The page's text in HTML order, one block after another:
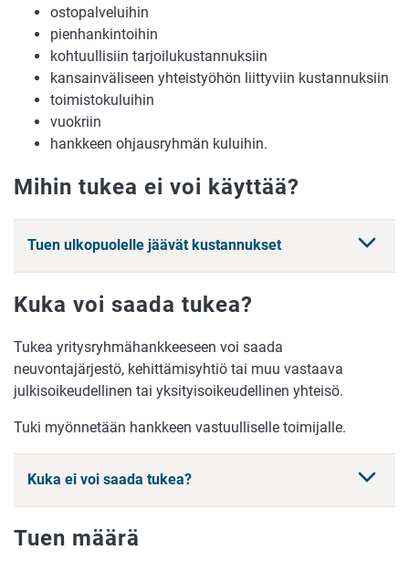
ostopalveluihin
pienhankintoihin
kohtuullisiin tarjoilukustannuksiin
kansainväliseen yhteistyöhön liittyviin kustannuksiin
toimistokuluihin
vuokriin
hankkeen ohjausryhmän kuluihin.
Mihin tukea ei voi käyttää?
Tuen ulkopuolelle jäävät kustannukset
Kuka voi saada tukea?
Tukea yritysryhmähankkeeseen voi saada
neuvontajärjestö, kehittämisyhtiö tai muu vastaava
julkisoikeudellinen tai yksityisoikeudellinen yhteisö.
Tuki myönnetään hankkeen vastuulliselle toimijalle.
Kuka ei voi saada tukea?
Tuen määrä